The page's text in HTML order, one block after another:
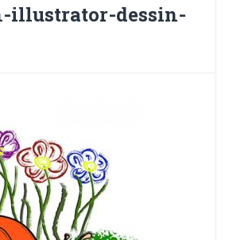
illustrator-dessin-